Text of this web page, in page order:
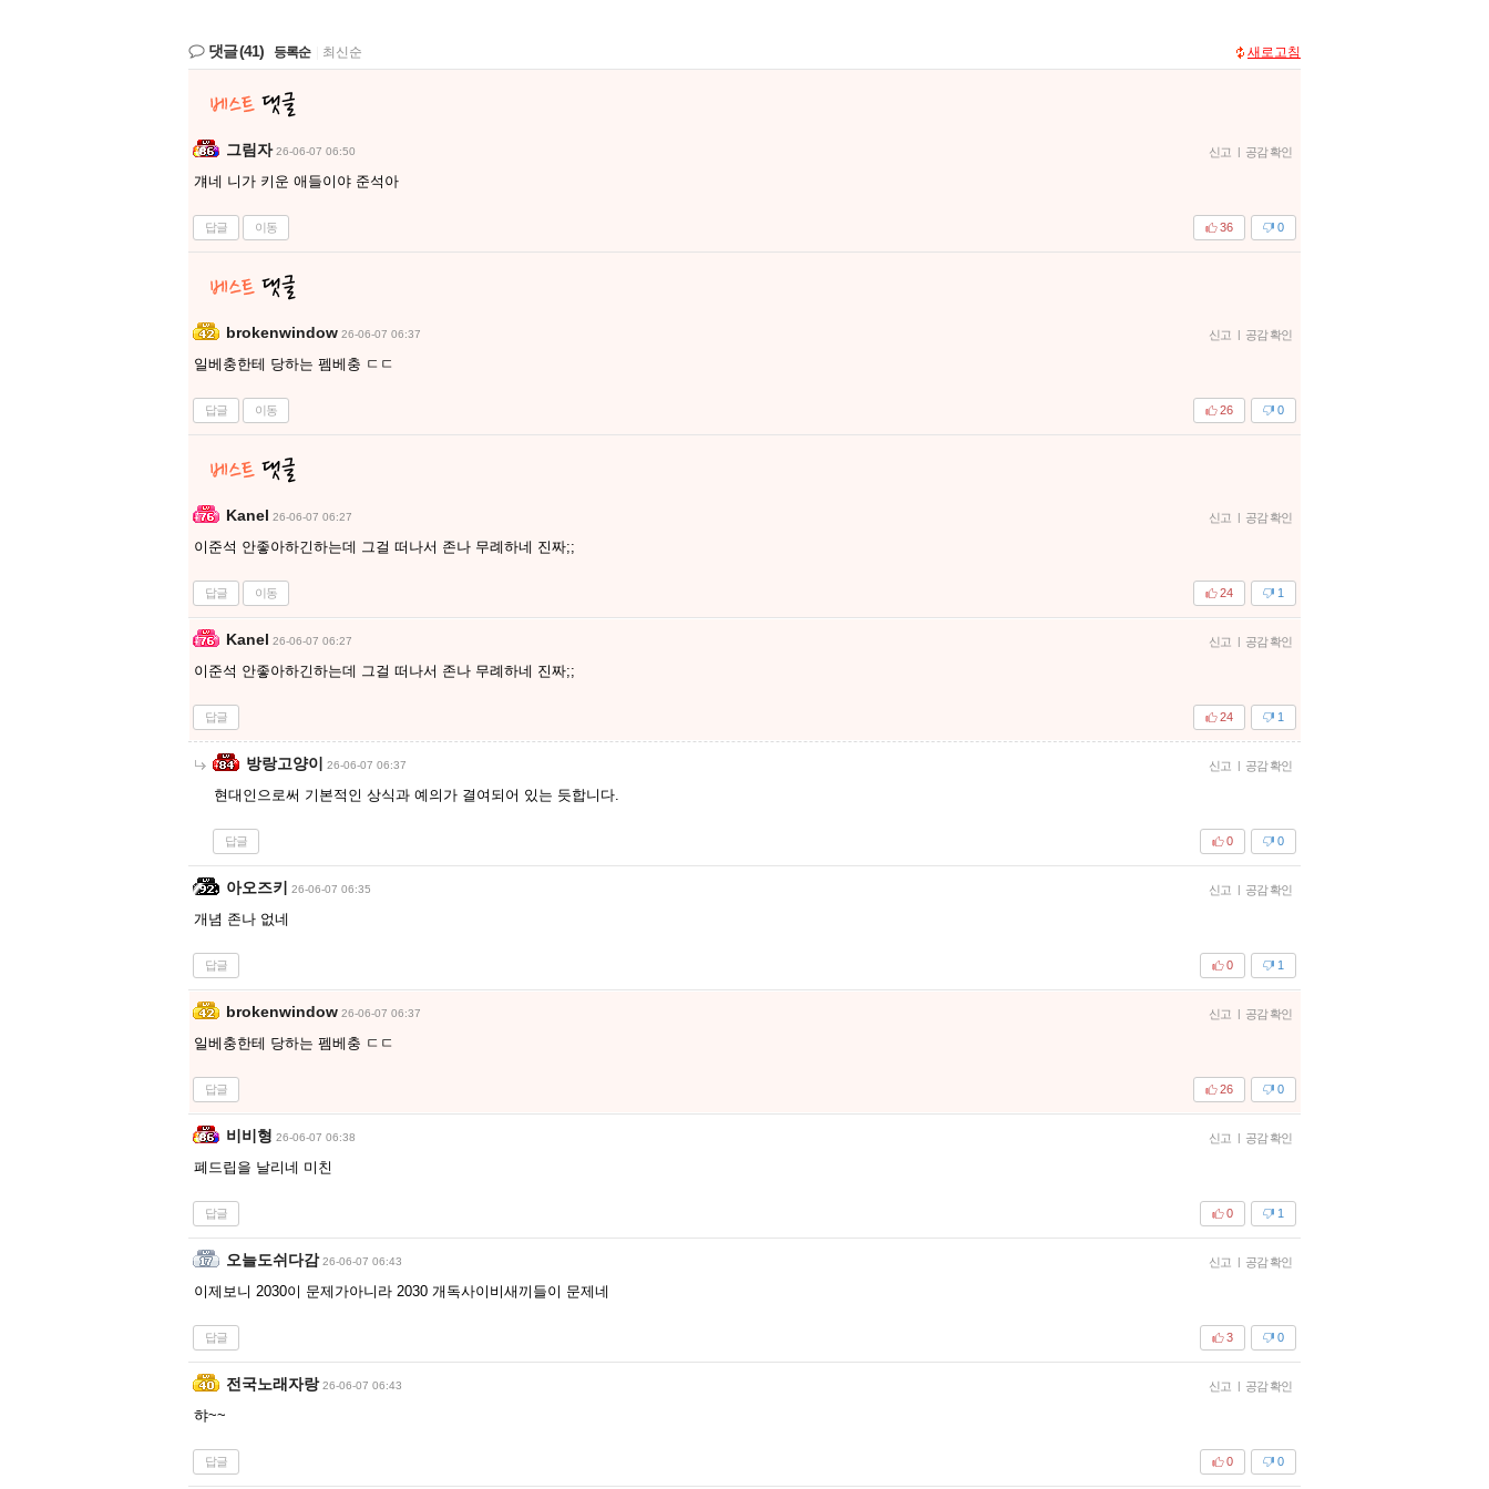
댓글(41) 등록순 최신순 새로고침
그림자 26-06-07 06:50 신고 | 공감 확인
걔네 니가 키운 애들이야 준석아
답글 이동 0
36
brokenwindow 26-06-07 06:37 신고 | 공감 확인
일베충한테 당하는 펨베충 ㄷㄷ
답글 이동 0
26
Kanel 26-06-07 06:27 신고 | 공감 확인
이준석 안좋아하긴하는데 그걸 떠나서 존나 무례하네 진짜;;
답글 이동 1
24
Kanel 26-06-07 06:27 신고 | 공감 확인
이준석 안좋아하긴하는데 그걸 떠나서 존나 무례하네 진짜;;
답글 1
24
방랑고양이 26-06-07 06:37 신고 | 공감 확인
현대인으로써 기본적인 상식과 예의가 결여되어 있는 듯합니다.
답글 0
0
아오즈키 26-06-07 06:35 신고 | 공감 확인
개념 존나 없네
답글 1
0
brokenwindow 26-06-07 06:37 신고 | 공감 확인
일베충한테 당하는 펨베충 ㄷㄷ
답글 0
26
비비형 26-06-07 06:38 신고 | 공감 확인
폐드립을 날리네 미친
답글 1
0
오늘도쉬다감 26-06-07 06:43 신고 | 공감 확인
이제보니 2030이 문제가아니라 2030 개독사이비새끼들이 문제네
답글 0
3
전국노래자랑 26-06-07 06:43 신고 | 공감 확인
햐~~
답글 0
0